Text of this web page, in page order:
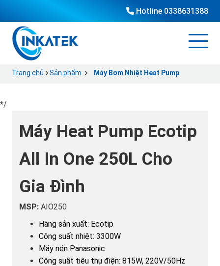
Hotline 0338631388
Trang chủ Sản phẩm Máy Bơm Nhiệt Heat Pump
*/
Máy Heat Pump Ecotip
All In One 250L Cho
Gia Đình
MSP: AIO250
Hãng sản xuất: Ecotip
Công suất nhiệt: 3300W
Máy nén Panasonic
Công suất tiêu thụ điện: 815W, 220V/50Hz